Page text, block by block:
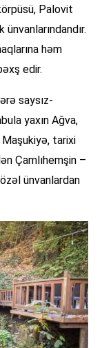
Palovit
həm
edir.
saysız-
yaxın Ağva,
tarixi
Çamlıhemşin –
ünvanlardan